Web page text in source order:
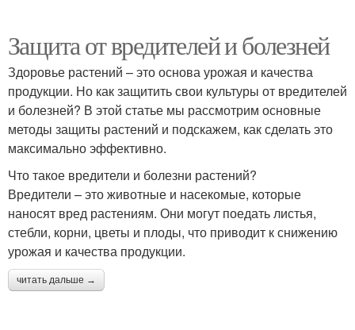
Защита от вредителей и болезней
Здоровье растений – это основа урожая и качества
продукции. Но как защитить свои культуры от вредителей
и болезней? В этой статье мы рассмотрим основные
методы защиты растений и подскажем, как сделать это
максимально эффективно.
Что такое вредители и болезни растений?
Вредители – это животные и насекомые, которые
наносят вред растениям. Они могут поедать листья,
стебли, корни, цветы и плоды, что приводит к снижению
урожая и качества продукции.
читать дальше →